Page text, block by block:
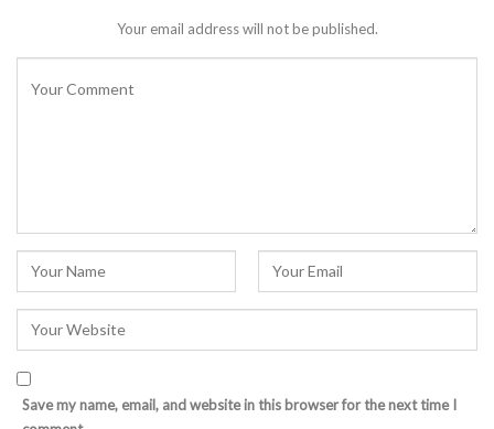
Your email address will not be published.
Save my name, email, and website in this browser for the next time I